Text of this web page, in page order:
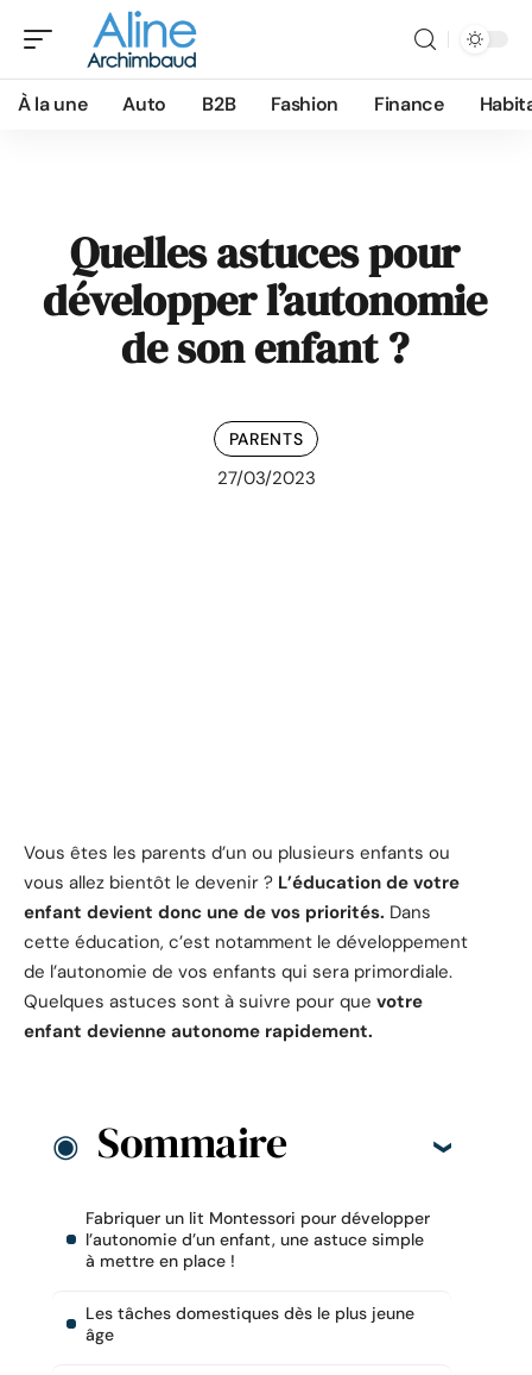
À la une Auto B2B Fashion Finance
Quelles astuces pour
développer l’autonomie
de son enfant ?
PARENTS
27/03/2023
Vous êtes les parents d’un ou plusieurs enfants ou
vous allez bientôt le devenir ? L’éducation de votre
enfant devient donc une de vos priorités. Dans
cette éducation, c’est notamment le développement
de l’autonomie de vos enfants qui sera primordiale.
Quelques astuces sont à suivre pour que votre
enfant devienne autonome rapidement.
Sommaire
Fabriquer un lit Montessori pour développer
l’autonomie d’un enfant, une astuce simple
à mettre en place !
Les tâches domestiques dès le plus jeune
âge